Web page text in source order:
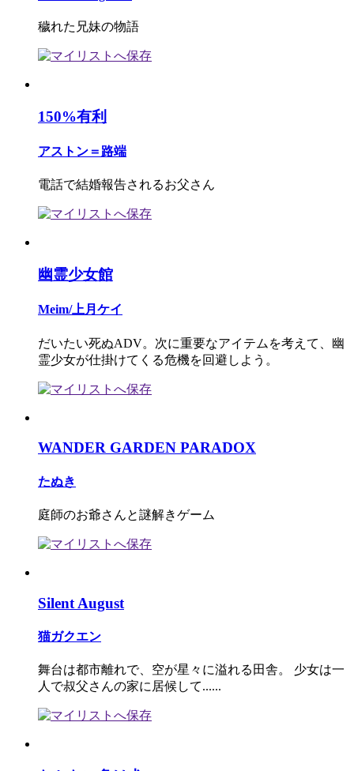
穢れた兄妹の物語
150%有利
アストン＝路端
電話で結婚報告されるお父さん
幽霊少女館
Meim/上月ケイ
だいたい死ぬADV。次に重要なアイテムを考えて、幽
霊少女が仕掛けてくる危機を回避しよう。
WANDER GARDEN PARADOX
たぬき
庭師のお爺さんと謎解きゲーム
Silent August
猫ガクエン
舞台は都市離れで、空が星々に溢れる田舎。 少女は一
人で叔父さんの家に居候して......